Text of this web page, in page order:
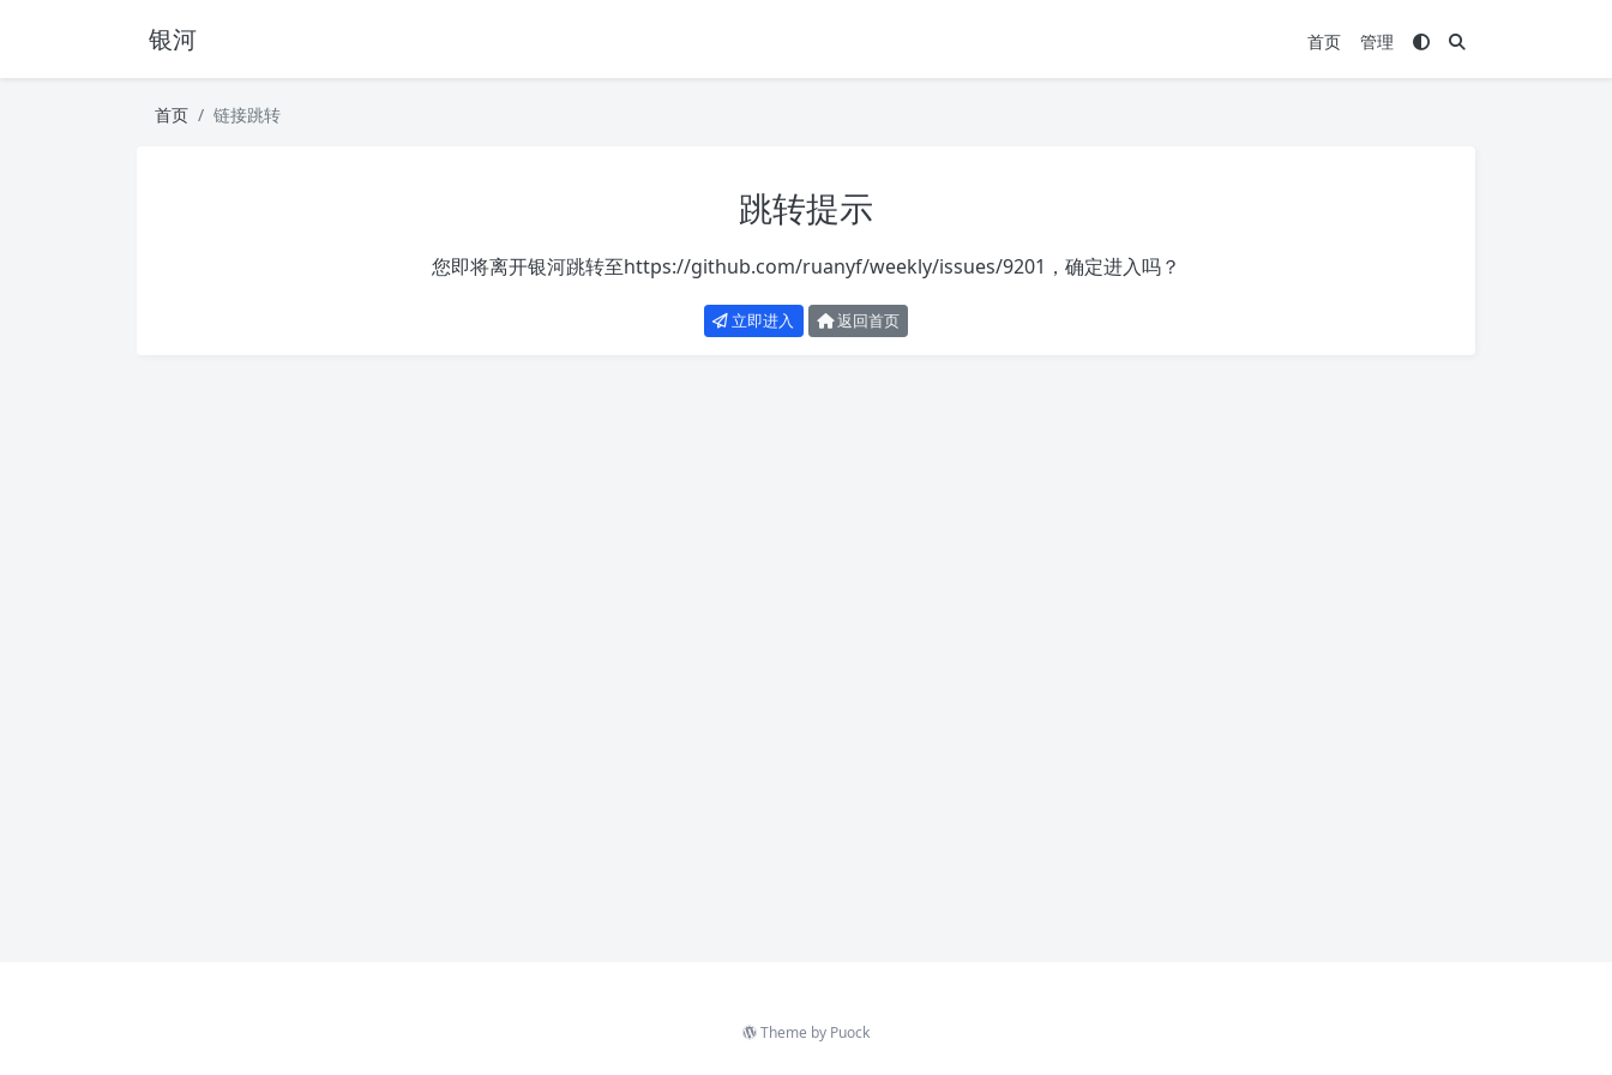
银河 首页 管理
首页 链接跳转
跳转提示
您即将离开银河跳转至https://github.com/ruanyf/weekly/issues/9201 ，确定进入吗？
立即进入 返回首页
Theme by Puock